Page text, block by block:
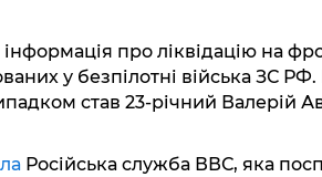
про ліквідацію на
у безпілотні війська ЗС
став 23-річний Валерій
Російська служба ВВС, яка